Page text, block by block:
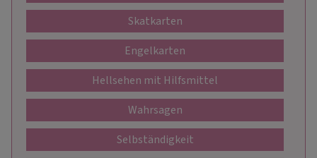
Skatkarten
Engelkarten
Hellsehen mit Hilfsmittel
Wahrsagen
Selbständigkeit